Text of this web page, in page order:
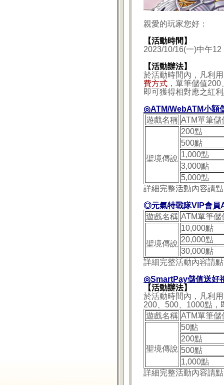
親愛的玩家您好：
【活動時間】
2023/10/16(一)中午12
【活動辦法】
於活動時間內，凡利用
費方式 ，單筆儲值
即可獲得相對應之紅
◎ATM/WebATM小額
遊戲名稱 ATM單筆儲
聖境傳說
200點
500點
1,000點
3,000點
5,000點
詳細完整活動內容請點
◎元氣特戰隊VIP會員
遊戲名稱 ATM單筆儲
聖境傳說
10,000點
20,000點
30,000點
詳細完整活動內容請點
◎SmartPay儲值送好
【活動辦法】
於活動時間內，凡利用
200、500、1000點，
遊戲名稱 ATM單筆儲
聖境傳說
50點
200點
500點
1,000點
詳細完整活動內容請點